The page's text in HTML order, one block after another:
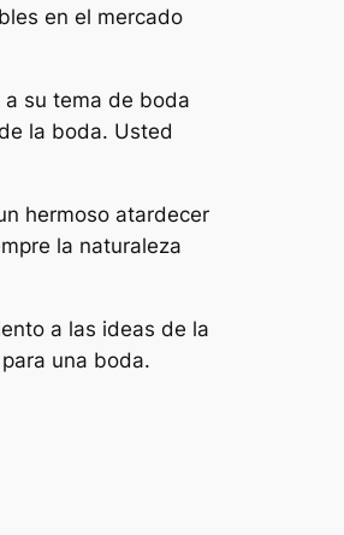
en el mercado
su tema de boda
la boda. Usted
hermoso atardecer
la naturaleza
a las ideas de la
una boda.